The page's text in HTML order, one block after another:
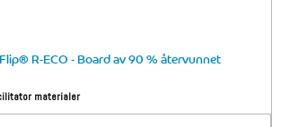
R-ECO - Board av 90 % återvunnet
materialer